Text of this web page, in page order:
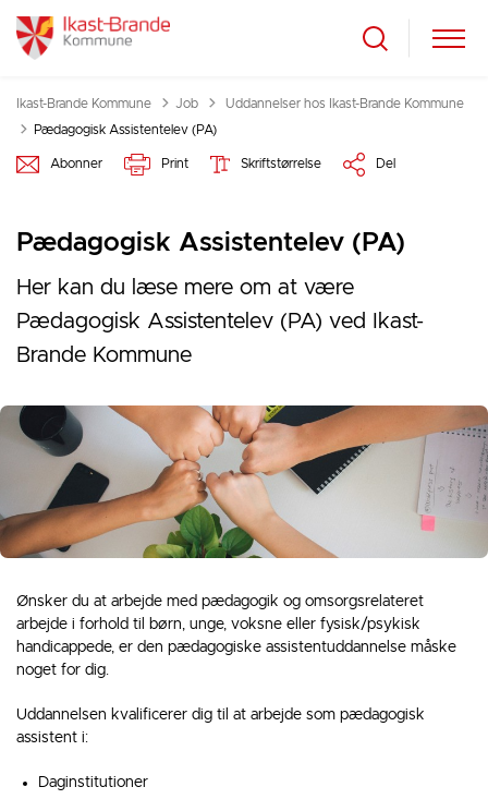
Ikast-Brande Kommune Job
Tilbage til
Uddannelser hos Ikast-Brande Kommune
Pædagogisk Assistentelev (PA)
Abonner Print Skriftstørrelse Del
Pædagogisk Assistentelev (PA)
Her kan du læse mere om at være
Pædagogisk Assistentelev (PA) ved Ikast-
Brande Kommune
Ønsker du at arbejde med pædagogik og omsorgsrelateret
arbejde i forhold til børn, unge, voksne eller fysisk/psykisk
handicappede, er den pædagogiske assistentuddannelse måske
noget for dig.
Uddannelsen kvalificerer dig til at arbejde som pædagogisk
assistent i:
Daginstitutioner